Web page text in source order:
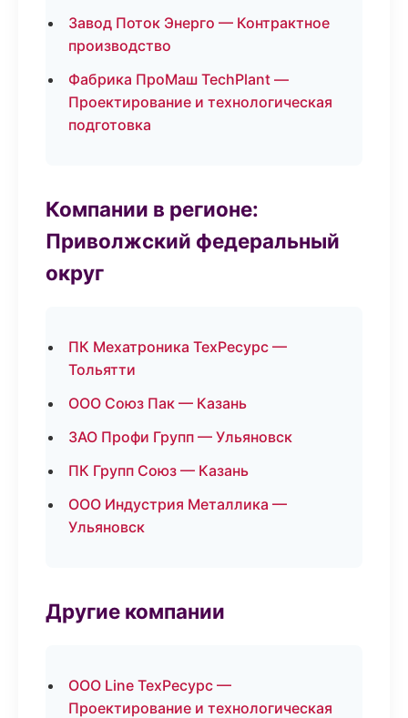
Завод Поток Энерго — Контрактное
производство
Фабрика ПроМаш TechPlant —
Проектирование и технологическая
подготовка
Компании в регионе:
Приволжский федеральный
округ
ПК Мехатроника ТехРесурс —
Тольятти
ООО Союз Пак — Казань
ЗАО Профи Групп — Ульяновск
ПК Групп Союз — Казань
ООО Индустрия Металлика —
Ульяновск
Другие компании
ООО Line ТехРесурс —
Проектирование и технологическая